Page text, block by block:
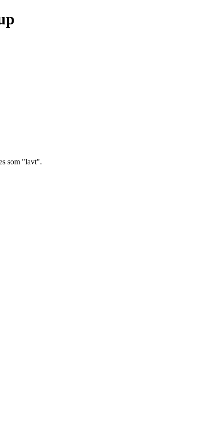
som "lavt".